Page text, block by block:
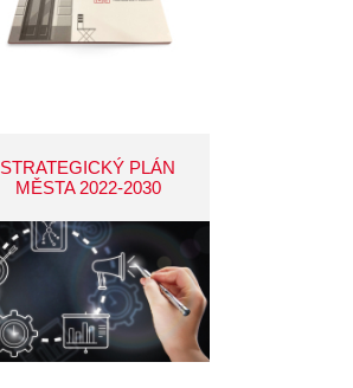
STRATEGICKÝ PLÁN
MĚSTA 2022-2030